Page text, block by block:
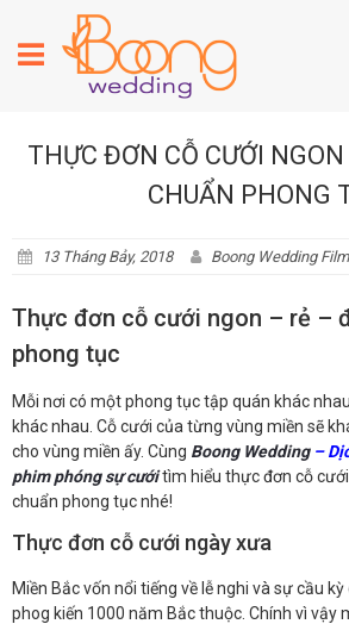
THỰC ĐƠN CỖ CƯỚI
CHUẨN PHONG
13 Tháng Bảy, 2018 Boong Wedding Film
Thực đơn cỗ cưới ngon – rẻ –
phong tục
Mỗi nơi có một phong tục tập quán khác
khác nhau. Cỗ cưới của từng vùng miền sẽ
cho vùng miền ấy. Cùng Boong Wedding–
phim phóng sự cướitìm hiểu thực đơn cỗ
chuẩn phong tục nhé!
Thực đơn cỗ cưới ngày xưa
Miền Bắc vốn nổi tiếng về lễ nghi và sự cầu
phog kiến 1000 năm Bắc thuộc. Chính vì vậy